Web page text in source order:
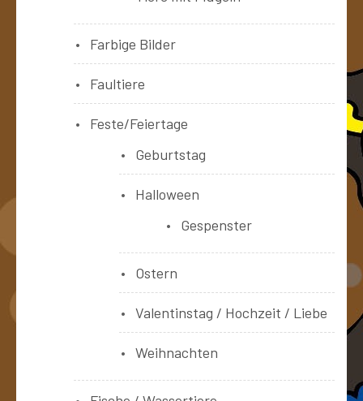
Farbige Bilder
Faultiere
Feste/Feiertage
Geburtstag
Halloween
Gespenster
Ostern
Valentinstag / Hochzeit / Liebe
Weihnachten